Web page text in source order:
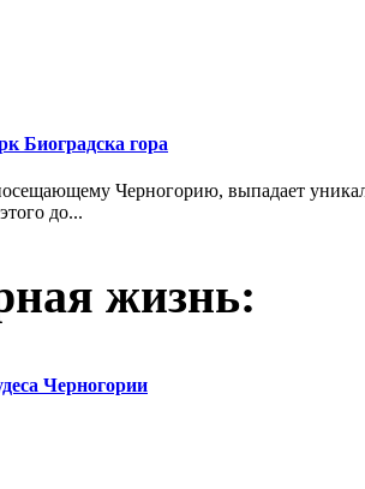
Биоградска гора
Черногорию, выпадает
до...
жизнь:
Черногории